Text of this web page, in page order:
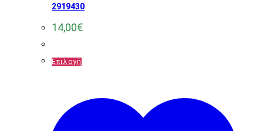
2919430
14,00€
ΕπιλογήΑυτό